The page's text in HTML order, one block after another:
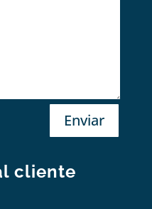
Enviar
cliente